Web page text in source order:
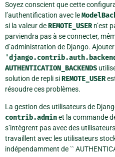
Soyez conscient que cette
l’authentification avec le
si la valeur deREMOTE_USERn’est
parviendra pas à se connecter,
d’administration de Django. Ajouter
AUTHENTICATION_BACKENDS
solution de repli siREMOTE_USER
résoudre ces problèmes.
La gestion des utilisateurs de
contrib.adminet la commande
s’intègrent pas avec des
travaillent avec les utilisateurs
indépendamment de ``